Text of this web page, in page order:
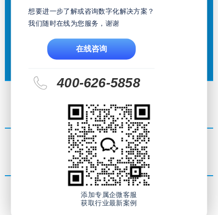
鼎捷数智的愿景与价值在哪？
网、智能制造；新零售的浪潮下，协助企业累积经
验与数字价值，赋能企业数字化转型的能力。
制定战略蓝图
培养关键能力
落实数据驱动
想要进一步了解或咨询数字化解决方案？
我们随时在线为您服务，谢谢
在线咨询
400-626-5858
添加专属企微客服
获取行业最新案例